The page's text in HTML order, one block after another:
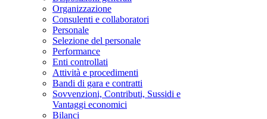
Organizzazione
Consulenti e collaboratori
Personale
Selezione del personale
Performance
Enti controllati
Attività e procedimenti
Bandi di gara e contratti
Sovvenzioni, Contributi, Sussidi e
Vantaggi economici
Bilanci